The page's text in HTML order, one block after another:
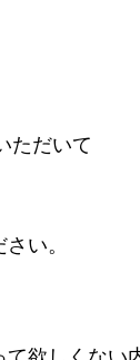
ただいて
い。